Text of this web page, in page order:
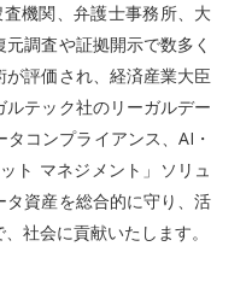
機関、弁護士事務所、大
調査や証拠開示で数多く
評価され、経済産業大臣
テック社のリーガルデー
コンプライアンス、AI・
ト マネジメント」ソリュ
資産を総合的に守り、活
社会に貢献いたします。